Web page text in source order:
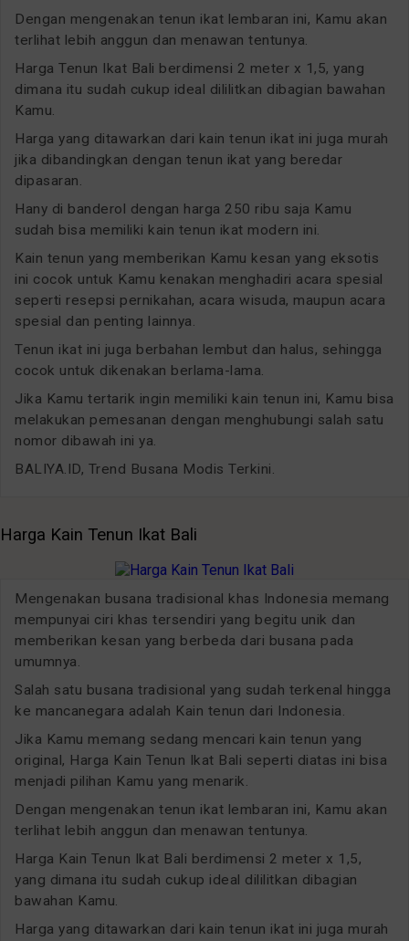
Dengan mengenakan tenun ikat lembaran ini, Kamu akan
terlihat lebih anggun dan menawan tentunya.
Harga Tenun Ikat Bali berdimensi 2 meter x 1,5, yang
dimana itu sudah cukup ideal dililitkan dibagian bawahan
Kamu.
Harga yang ditawarkan dari kain tenun ikat ini juga murah
jika dibandingkan dengan tenun ikat yang beredar
dipasaran.
Hany di banderol dengan harga 250 ribu saja Kamu
sudah bisa memiliki kain tenun ikat modern ini.
Kain tenun yang memberikan Kamu kesan yang eksotis
ini cocok untuk Kamu kenakan menghadiri acara spesial
seperti resepsi pernikahan, acara wisuda, maupun acara
spesial dan penting lainnya.
Tenun ikat ini juga berbahan lembut dan halus, sehingga
cocok untuk dikenakan berlama-lama.
Jika Kamu tertarik ingin memiliki kain tenun ini, Kamu bisa
melakukan pemesanan dengan menghubungi salah satu
nomor dibawah ini ya.
BALIYA.ID, Trend Busana Modis Terkini.
Harga Kain Tenun Ikat Bali
Mengenakan busana tradisional khas Indonesia memang
mempunyai ciri khas tersendiri yang begitu unik dan
memberikan kesan yang berbeda dari busana pada
umumnya.
Salah satu busana tradisional yang sudah terkenal hingga
ke mancanegara adalah Kain tenun dari Indonesia.
Jika Kamu memang sedang mencari kain tenun yang
original, Harga Kain Tenun Ikat Bali seperti diatas ini bisa
menjadi pilihan Kamu yang menarik.
Dengan mengenakan tenun ikat lembaran ini, Kamu akan
terlihat lebih anggun dan menawan tentunya.
Harga Kain Tenun Ikat Bali berdimensi 2 meter x 1,5,
yang dimana itu sudah cukup ideal dililitkan dibagian
bawahan Kamu.
Harga yang ditawarkan dari kain tenun ikat ini juga murah